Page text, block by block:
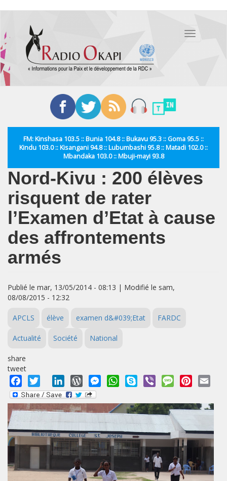
contenu
principal
Toggle
FM: Kinshasa 103.5 :: Bunia 104.8 :: Bukavu 95.3 :: Goma 95.5 ::
Kindu 103.0 :: Kisangani 94.8 :: Lubumbashi 95.8 :: Matadi 102.0 ::
Mbandaka 103.0 :: Mbuji-mayi 93.8
Nord-Kivu : 200 élèves
risquent de rater
l’Examen d’Etat à cause
des affrontements
armés
Publié le mar, 13/05/2014 - 08:13 | Modifié le sam,
08/08/2015 - 12:32
APCLS élève examen d&#039;Etat FARDC
Actualité Société National
share
tweet
Facebook
Twitter LinkedInWordPressMessengerWhatsApp
Skype Viber MessagePinterest